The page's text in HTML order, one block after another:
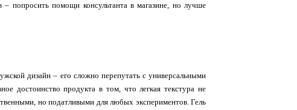
попросить помощи консультанта в магазине, но лучше
дизайн – его сложно перепутать с универсальными
достоинство продукта в том, что легкая текстура не
но податливыми для любых экспериментов. Гель